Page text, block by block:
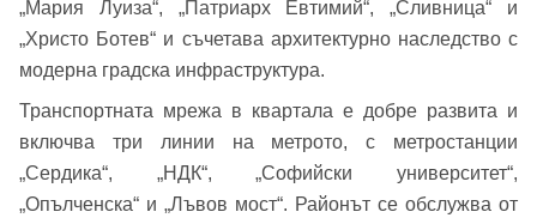
„Мария Луиза“, „Патриарх Евтимий“, „Сливница“ и
„Христо Ботев“ и съчетава архитектурно наследство с
модерна градска инфраструктура.
Транспортната мрежа в квартала е добре развита и
включва три линии на метрото, с метростанции
„Сердика“, „НДК“, „Софийски университет“,
„Опълченска“ и „Лъвов мост“. Районът се обслужва от